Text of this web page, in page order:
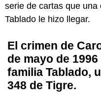
serie de cartas que
Tablado le hizo llegar.
El crimen de
de mayo de
familia Tablado,
348 de Tigre.